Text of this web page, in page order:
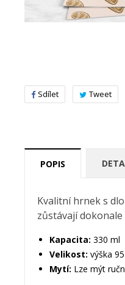
Sdílet Tweet
POPIS
Kvalitní hrnek s
zůstávají
Kapacita: 330 ml
Velikost: výška
Mytí: Lze mýt